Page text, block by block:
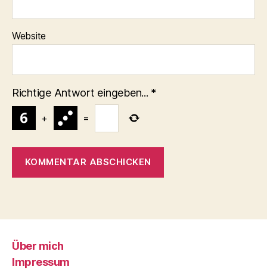
Website
Richtige Antwort eingeben... *
+ =
Über mich
Impressum